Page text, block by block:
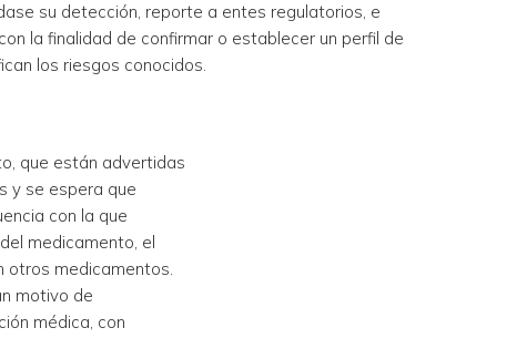
su detección, reporte a entes regulatorios, e
la finalidad de confirmar o establecer un perfil de
los riesgos conocidos.
que están advertidas
y se espera que
con la que
medicamento, el
otros medicamentos.
motivo de
médica, con